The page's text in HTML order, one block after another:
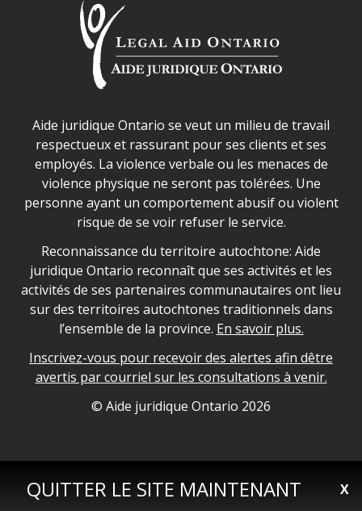
QUITTER LE SITE MAINTENANT X
Déclaration sur la sécurité dans les locaux d'AJO.
Aide juridique Ontario se veut un milieu de travail
respectueux et rassurant pour ses clients et ses
employés. La violence verbale ou les menaces de
violence physique ne seront pas tolérées. Une
personne ayant un comportement abusif ou violent
risque de se voir refuser le service.
Legal Aid Ontario land acknowledgement
Reconnaissance du territoire autochtone: Aide
juridique Ontario reconnaît que ses activités et les
activités de ses partenaires communautaires ont lieu
sur des territoires autochtones traditionnels dans
l’ensemble de la province. En savoir plus.
Inscrivez-vous pour recevoir des alertes afin dêtre
avertis par courriel sur les consultations à venir.
Legal Aid Ontario copyright information
© Aide juridique Ontario 2026